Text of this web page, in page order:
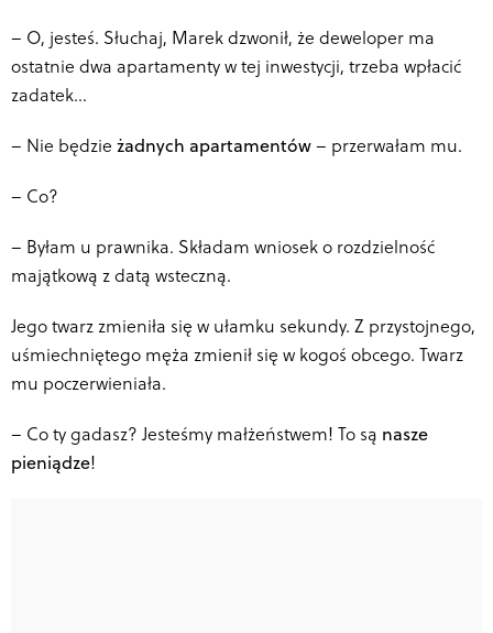
– O, jesteś. Słuchaj, Marek dzwonił, że deweloper ma
ostatnie dwa apartamenty w tej inwestycji, trzeba wpłacić
zadatek…
– Nie będzie żadnych apartamentów– przerwałam mu.
– Co?
– Byłam u prawnika. Składam wniosek o rozdzielność
majątkową z datą wsteczną.
Jego twarz zmieniła się w ułamku sekundy. Z przystojnego,
uśmiechniętego męża zmienił się w kogoś obcego. Twarz
mu poczerwieniała.
– Co ty gadasz? Jesteśmy małżeństwem! To są nasze
pieniądze!